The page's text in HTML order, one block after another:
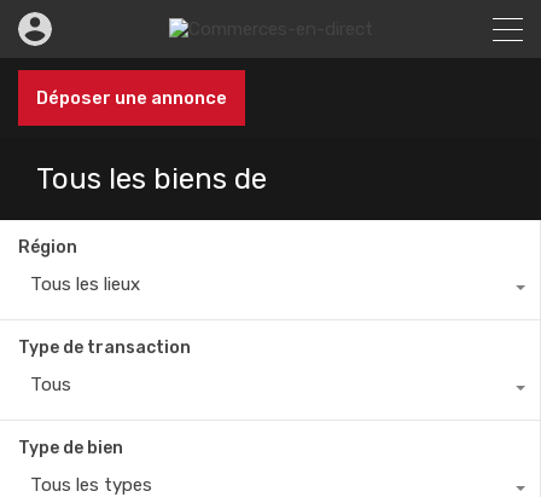
Déposer une annonce
Tous les biens de
Région
Tous les lieux
Type de transaction
Tous
Type de bien
Tous les types